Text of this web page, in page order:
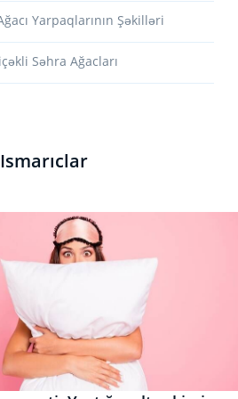
Yarpaqlarının Şəkilləri
Səhra Ağacları